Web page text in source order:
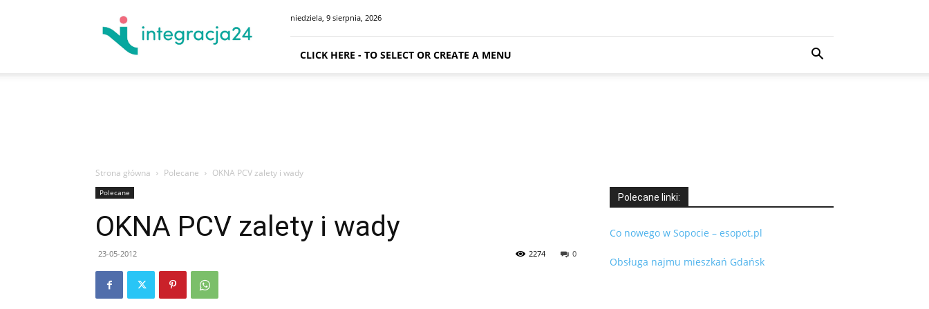
HANDLOWE
GDAŃSK
SKLEPY
niedziela, 9 sierpnia, 2026
CLICK HERE - TO SELECT OR CREATE A MENU
Strona główna Polecane OKNA PCV zalety i wady
Polecane
OKNA PCV zalety i wady
23-05-2012 0
2274
Polecane linki:
Co nowego w Sopocie – esopot.pl
Obsługa najmu mieszkań Gdańsk